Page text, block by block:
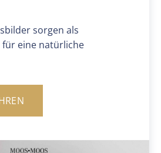
sorgen als
eine natürliche